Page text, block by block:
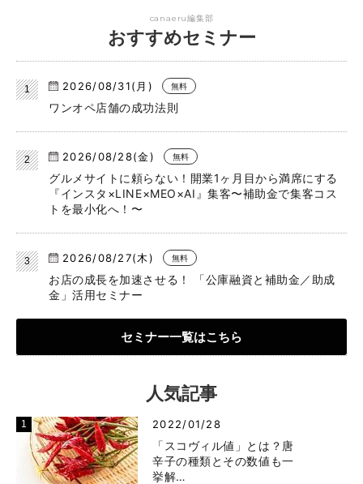
canaeru編集部
おすすめセミナー
2026/08/31(月) 無料
ワンオペ店舗の成功法則
2026/08/28(金) 無料
グルメサイトに頼らない！開業1ヶ月目から満席にする
『インスタ×LINE×MEO×AI』集客〜補助金で集客コス
トを最小化へ！〜
2026/08/27(木) 無料
お店の成長を加速させる！ 「公庫融資と補助金／助成
金」活用セミナー
セミナー一覧はこちら
人気記事
2022/01/28
「スコヴィル値」とは？唐
辛子の種類とその数値も一
挙解…